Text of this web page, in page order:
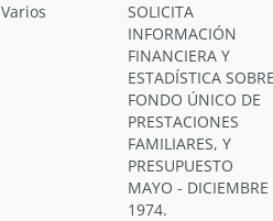
Varios
SOLICITA
INFORMACIÓN
FINANCIERA Y
ESTADÍSTICA
FONDO ÚNICO DE
PRESTACIONES
FAMILIARES, Y
PRESUPUESTO
MAYO - DICIEMBRE
1974.